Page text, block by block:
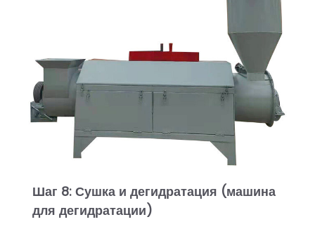
Шаг 8: Сушка и дегидратация (машина
для дегидратации)